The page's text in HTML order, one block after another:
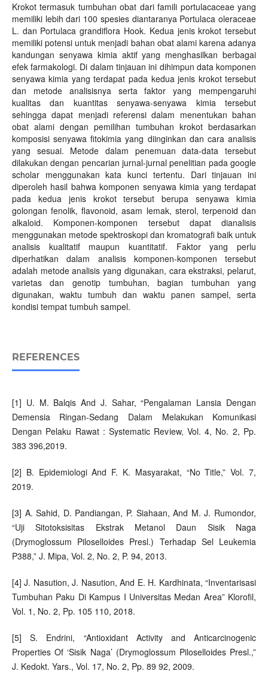
Krokot termasuk tumbuhan obat dari famili portulacaceae yang
memiliki lebih dari 100 spesies diantaranya Portulaca oleraceae
L. dan Portulaca grandiflora Hook. Kedua jenis krokot tersebut
memiliki potensi untuk menjadi bahan obat alami karena adanya
kandungan senyawa kimia aktif yang menghasilkan berbagai
efek farmakologi. Di dalam tinjauan ini dihimpun data komponen
senyawa kimia yang terdapat pada kedua jenis krokot tersebut
dan metode analisisnya serta faktor yang mempengaruhi
kualitas dan kuantitas senyawa-senyawa kimia tersebut
sehingga dapat menjadi referensi dalam menentukan bahan
obat alami dengan pemilihan tumbuhan krokot berdasarkan
komposisi senyawa fitokimia yang diinginkan dan cara analisis
yang sesuai. Metode dalam penemuan data-data tersebut
dilakukan dengan pencarian jurnal-jurnal penelitian pada google
scholar menggunakan kata kunci tertentu. Dari tinjauan ini
diperoleh hasil bahwa komponen senyawa kimia yang terdapat
pada kedua jenis krokot tersebut berupa senyawa kimia
golongan fenolik, flavonoid, asam lemak, sterol, terpenoid dan
alkaloid. Komponen-komponen tersebut dapat dianalisis
menggunakan metode spektroskopi dan kromatografi baik untuk
analisis kualitatif maupun kuantitatif. Faktor yang perlu
diperhatikan dalam analisis komponen-komponen tersebut
adalah metode analisis yang digunakan, cara ekstraksi, pelarut,
varietas dan genotip tumbuhan, bagian tumbuhan yang
digunakan, waktu tumbuh dan waktu panen sampel, serta
kondisi tempat tumbuh sampel.
REFERENCES
[1] U. M. Balqis And J. Sahar, “Pengalaman Lansia Dengan
Demensia Ringan-Sedang Dalam Melakukan Komunikasi
Dengan Pelaku Rawat : Systematic Review, Vol. 4, No. 2, Pp.
383 396,2019.
[2] B. Epidemiologi And F. K. Masyarakat, “No Title,” Vol. 7,
2019.
[3] A. Sahid, D. Pandiangan, P. Siahaan, And M. J. Rumondor,
“Uji Sitotoksisitas Ekstrak Metanol Daun Sisik Naga
(Drymoglossum Piloselloides Presl.) Terhadap Sel Leukemia
P388,” J. Mipa, Vol. 2, No. 2, P. 94, 2013.
[4] J. Nasution, J. Nasution, And E. H. Kardhinata, “Inventarisasi
Tumbuhan Paku Di Kampus I Universitas Medan Area” Klorofil,
Vol. 1, No. 2, Pp. 105 110, 2018.
[5] S. Endrini, “Antioxidant Activity and Anticarcinogenic
Properties Of ‘Sisik Naga’ (Drymoglossum Piloselloides Presl.,”
J. Kedokt. Yars., Vol. 17, No. 2, Pp. 89 92, 2009.